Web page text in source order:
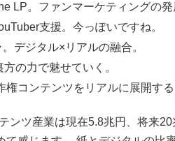
LP。ファンマーケティングの発
支援。今っぽいですね。
デジタル×リアルの融合。
の力で魅せていく。
権コンテンツをリアルに展開する
ンツ産業は現在5.8兆円、将来